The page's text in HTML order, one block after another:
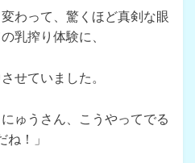
わって、驚くほど真剣な眼
乳搾り体験に、
せていました。
ゅうさん、こうやってでる
ね！」